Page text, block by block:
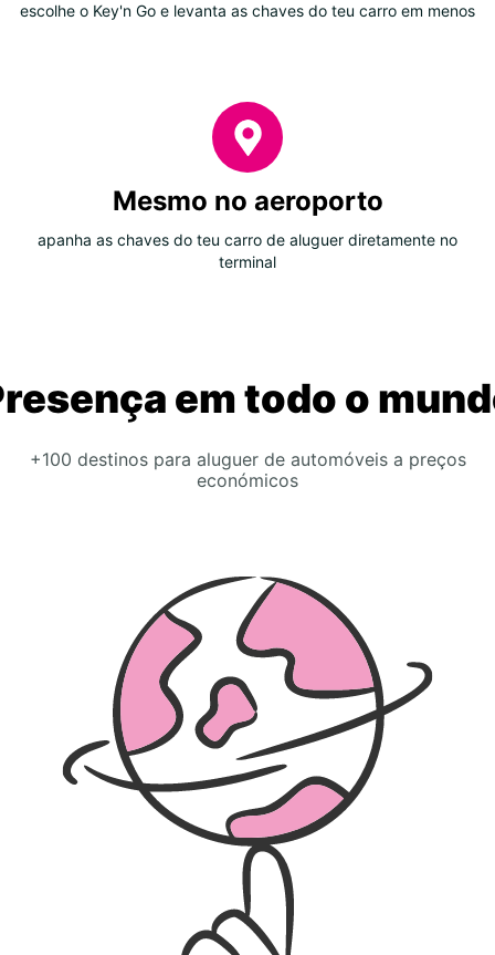
escolhe o Key'n Go e levanta as chaves do teu carro em menos
Mesmo no aeroporto
apanha as chaves do teu carro de aluguer diretamente no
terminal
em todo o
+100 destinos para aluguer de automóveis a preços
económicos